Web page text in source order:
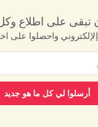
تبقى على اطلاع
إلإلكتروني واحصلوا على
أرسلوا لي كل ما هو جديد